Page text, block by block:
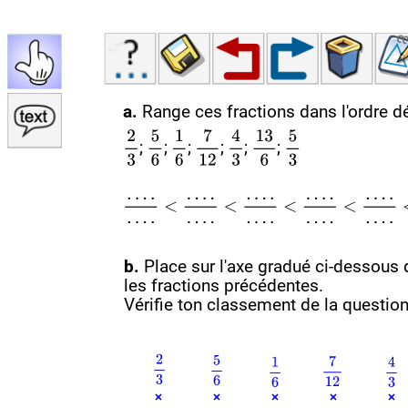
a. Range ces fractions dans l'ordre
; ; ; ; ; ;
b. Place sur l'axe gradué ci-
les fractions précédentes.
Vérifie ton classement de la